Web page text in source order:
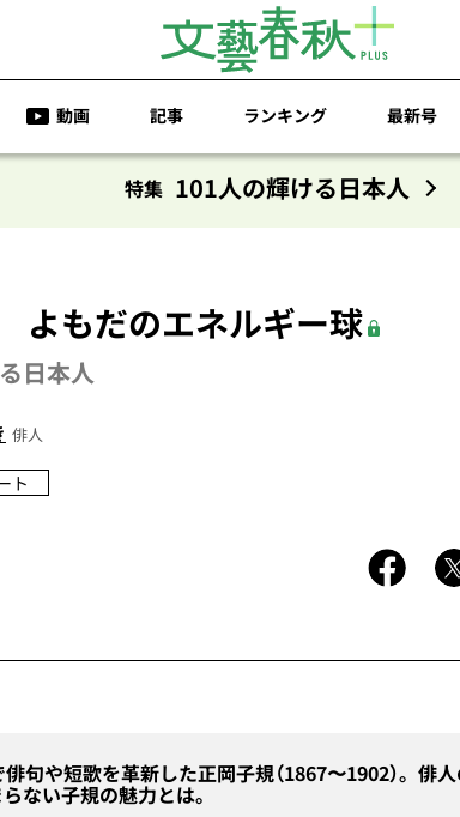
動画 記事 ランキング 最新号
特集 101人の輝ける日本人
もだのエネルギー球
日本人
俳人
ト
句や短歌を革新した正岡子規（1867〜1902）。俳
ない子規の魅力とは。